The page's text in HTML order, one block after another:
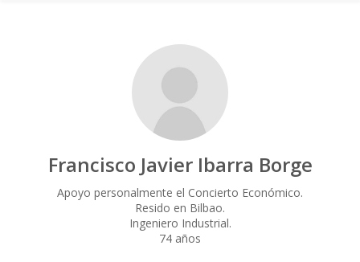
Francisco Javier Ibarra Borge
Apoyo personalmente el Concierto Económico.
Resido en Bilbao.
Ingeniero Industrial.
74 años